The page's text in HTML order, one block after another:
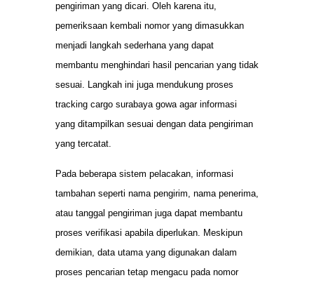
pengiriman yang dicari. Oleh karena itu,
pemeriksaan kembali nomor yang dimasukkan
menjadi langkah sederhana yang dapat
membantu menghindari hasil pencarian yang tidak
sesuai. Langkah ini juga mendukung proses
tracking cargo surabaya gowa agar informasi
yang ditampilkan sesuai dengan data pengiriman
yang tercatat.
Pada beberapa sistem pelacakan, informasi
tambahan seperti nama pengirim, nama penerima,
atau tanggal pengiriman juga dapat membantu
proses verifikasi apabila diperlukan. Meskipun
demikian, data utama yang digunakan dalam
proses pencarian tetap mengacu pada nomor